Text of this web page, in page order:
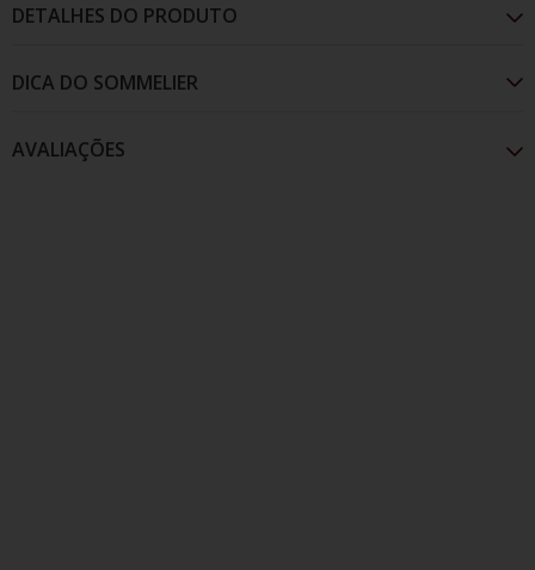
DETALHES DO PRODUTO
Apresenta coloração vermelho rubi profundo,
AVALIAÇÕES